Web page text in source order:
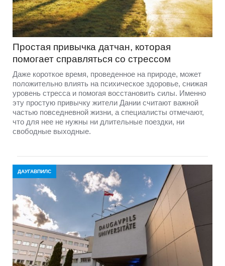
Простая привычка датчан, которая
помогает справляться со стрессом
Даже короткое время, проведенное на природе, может
положительно влиять на психическое здоровье, снижая
уровень стресса и помогая восстановить силы. Именно
эту простую привычку жители Дании считают важной
частью повседневной жизни, а специалисты отмечают,
что для нее не нужны ни длительные поездки, ни
свободные выходные.
ДАУГАВПИЛС